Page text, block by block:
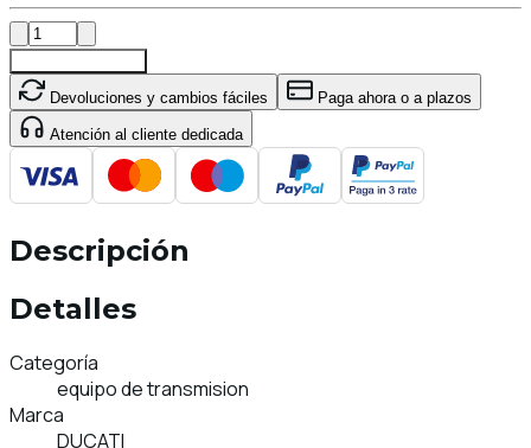
Devoluciones y cambios fáciles Paga ahora o a plazos
Atención al cliente dedicada
Descripción
Detalles
Categoría
equipo de transmision
Marca
DUCATI